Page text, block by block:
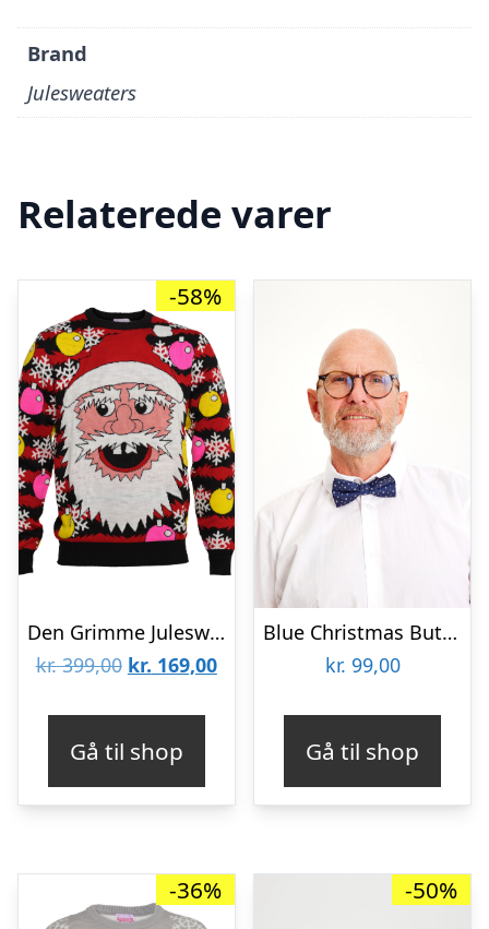
Brand
Julesweaters
Relaterede varer
-58%
Den Grimme Julesweater – herre / mænd
kr.399,00 Den
var:
kr. 399,00.
kr. 169,00Den
kr. 169,00.
Gå til shop
Blue Christmas Butterfly
kr. 99,00
Gå til shop
-36% -50%